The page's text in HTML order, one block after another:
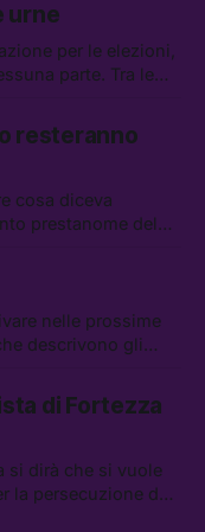
urne
per le elezioni,
parte. Tra le
la coalizione, e
degli agenti IA
resteranno
cosa diceva
prestanome del
36 miliardi di
è già stata
nelle prossime
descrivono gli
dei carburanti
sono stati arrestati
di Fortezza
si dirà che si vuole
la persecuzione dei